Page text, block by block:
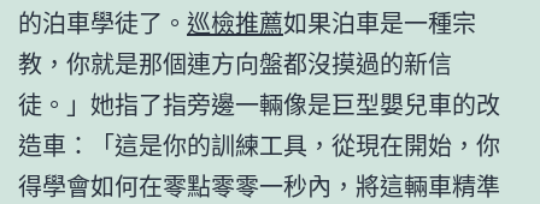
的泊車學徒了。 巡檢推薦如果泊車是一種宗
教，你就是那個連方向盤都沒摸過的新信
徒。」她指了指旁邊一輛像是巨型嬰兒車的改
造車：「這是你的訓練工具，從現在開始，你
得學會如何在零點零零一秒內，將這輛車精準